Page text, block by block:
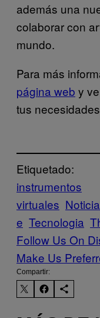
además una
colaborar con
mundo.
Para más
página web y
tus
Etiquetado:
instrumentos
virtuales
e Tecnologia
Follow Us On
Make Us
Compartir: